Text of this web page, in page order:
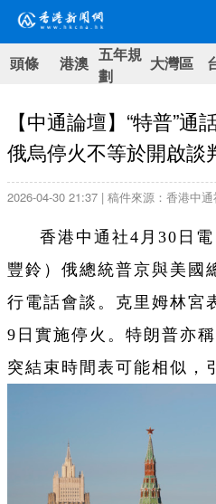
頭條 港澳 五年規
劃
大灣區
【中通論壇】“特普”
俄烏停火不等於開啟談
2026-04-30 21:37 | 稿件來源：香港中通
香港中通社4月30日
豐鈴）俄總統普京與美國
行電話會談。克里姆林宮
9日實施停火。特朗普亦
突結束時間表可能相似，